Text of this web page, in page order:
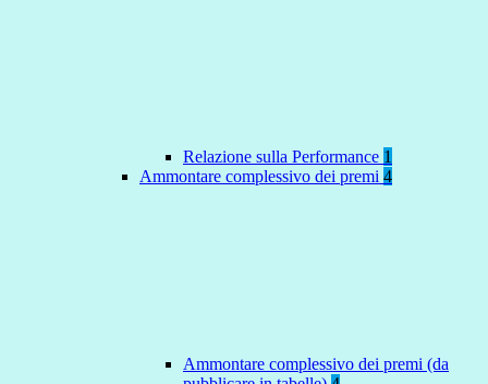
Relazione sulla Performance 1
Ammontare complessivo dei premi 4
Ammontare complessivo dei premi (da